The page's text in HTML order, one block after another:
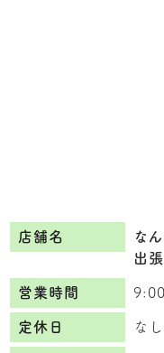
店舗名
な
出
営業時間
定休日 な